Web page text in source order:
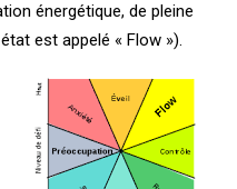
énergétique, de pleine
est appelé « Flow »).